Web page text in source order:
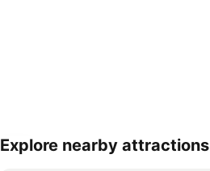
Explore nearby attractions